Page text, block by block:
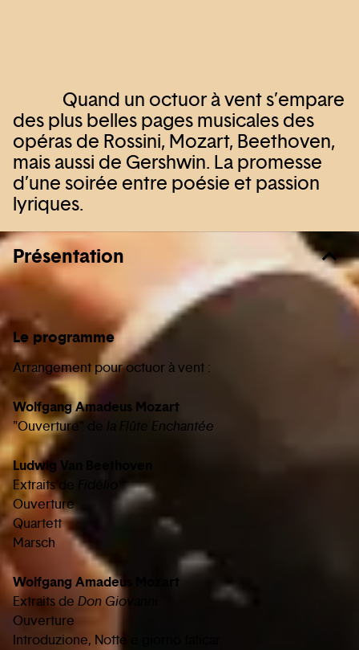
Quand un octuor à vent s’empare
des plus belles pages musicales des
opéras de Rossini, Mozart, Beethoven,
mais aussi de Gershwin. La promesse
d’une soirée entre poésie et passion
lyriques.
Présentation
Le programme
Arrangement pour octuor à vent :
Wolfgang Amadeus Mozart
"Ouverture" de la Flûte Enchantée
Ludwig Van Beethoven
Extraits de
Ouverture
Quartett
Marsch
Wolfgang Amadeus Mozart
Extraits de Don Giovanni
Ouverture
Introduzione, Notte e giorno faticar